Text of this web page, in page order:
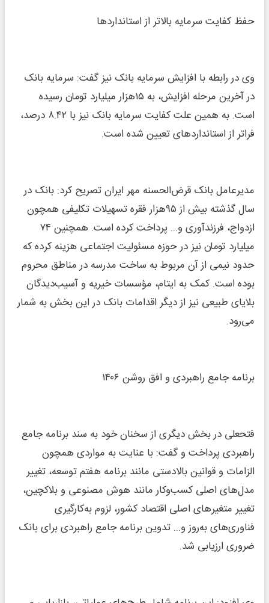
حفظ کفایت سرمایه بالاتر از استانداردها
وی در رابطه با افزایش سرمایه بانک نیز گفت: سرمایه بانک
در آخرین مرحله افزایش، به ۱۵هزار میلیارد تومان رسیده
است. به همین علت کفایت سرمایه بانک نیز با ۸.۴۲ درصد،
فراتر از استانداردهای تعیین شده است.
مدیرعامل بانک قرض‌الحسنه مهر ایران تصریح کرد: بانک در
سال گذشته بیش از ۹۵هزار فقره تسهیلات تکلیفی همچون
ازدواج، فرزندآوری و... پرداخت کرده است. همچنین ۷۴
میلیارد تومان نیز در حوزه مسئولیت اجتماعی هزینه کرده که
حدود نیمی از آن مربوط به ساخت مدرسه در مناطق محروم
بوده است. کمک به ایتام، مؤسسات خیریه و آسیب‌دیدگان
بلایای طبیعی نیز از دیگر اقدامات بانک در این بخش به شمار
می‌رود.
برنامه جامع راهبردی و افق روشن ۱۴۰۶
فتحعلی در بخش دیگری از سخنان خود به سند برنامه جامع
راهبردی پرداخت و گفت: با عنایت به مواردی همچون
الزامات و قوانین بالادستی مانند برنامه هفتم توسعه، تغییر
مدل‌های اصلی کسب‌وکار مانند هوش مصنوعی و بلاکچین،
تغییر متغیرهای اصلی اقتصاد کشور، لزوم به‌کارگیری
فناوری‌های به‌روز و... تدوین برنامه جامع راهبردی برای بانک
ضروری ارزیابی شد.